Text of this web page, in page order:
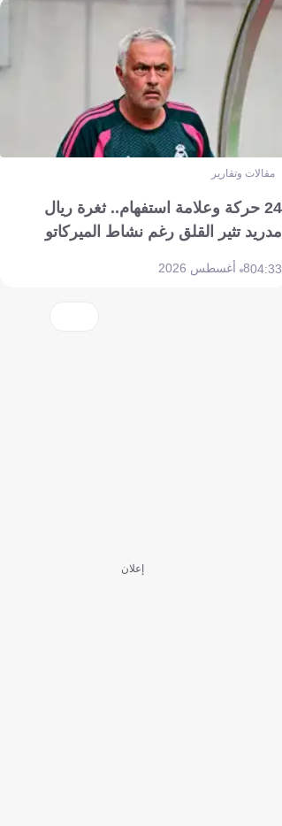
مقالات وتقارير
24 حركة وعلامة استفهام.. ثغرة ريال
مدريد تثير القلق رغم نشاط الميركاتو
04:338 أغسطس 2026
إعلان